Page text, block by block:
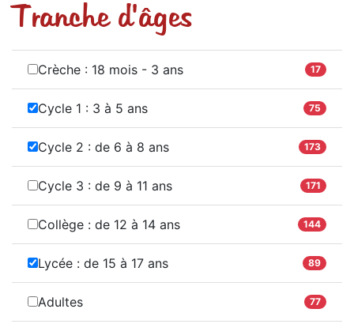
Tranche d'âges
Crèche : 18 mois - 3 ans 17
Cycle 1 : 3 à 5 ans 75
Cycle 2 : de 6 à 8 ans 173
Cycle 3 : de 9 à 11 ans 171
Collège : de 12 à 14 ans 144
Lycée : de 15 à 17 ans 89
Adultes 77